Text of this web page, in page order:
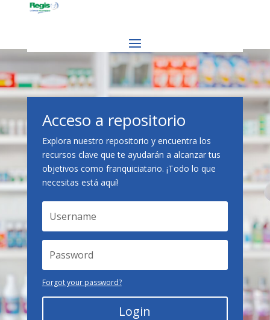
Acceso a repositorio
Explora nuestro repositorio y encuentra los
recursos clave que te ayudarán a alcanzar tus
objetivos como franquiciatario. ¡Todo lo que
necesitas está aquí!
Forgot your password?
Login